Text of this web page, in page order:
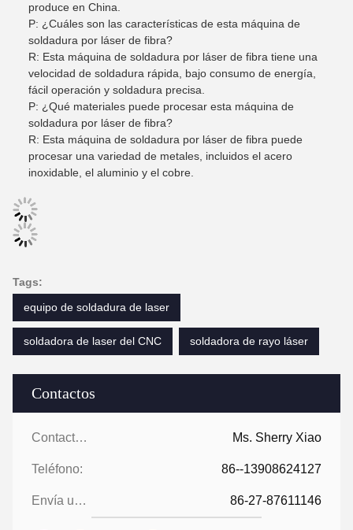
Contactos
Contactos: Ms. Sherry Xiao
Teléfono: 86--13908624127
Envía un fax.: 86-27-87611146
produce en China.
P: ¿Cuáles son las características de esta máquina de
soldadura por láser de fibra?
R: Esta máquina de soldadura por láser de fibra tiene una
velocidad de soldadura rápida, bajo consumo de energía,
fácil operación y soldadura precisa.
P: ¿Qué materiales puede procesar esta máquina de
soldadura por láser de fibra?
R: Esta máquina de soldadura por láser de fibra puede
procesar una variedad de metales, incluidos el acero
inoxidable, el aluminio y el cobre.
Tags:
equipo de soldadura de laser
soldadora de laser del CNC soldadora de rayo láser